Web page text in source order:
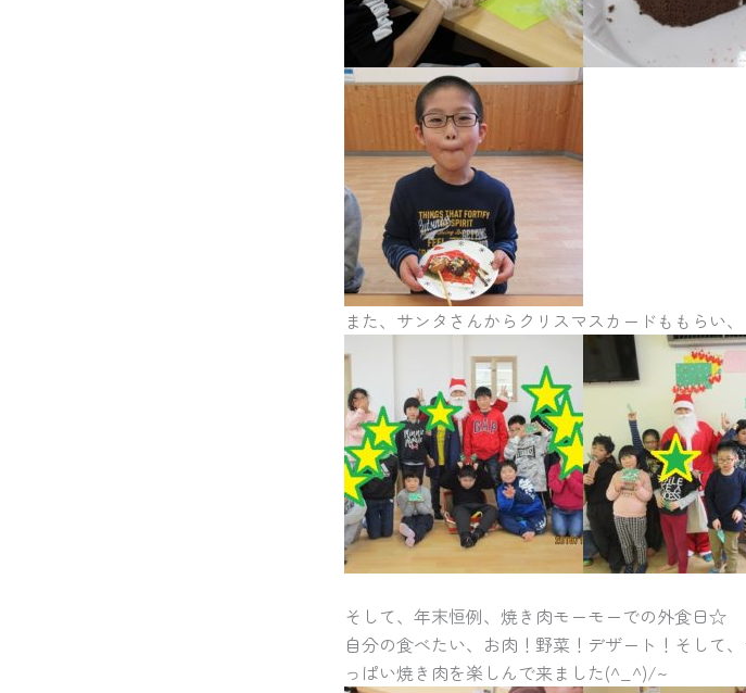
また、サンタさんからクリスマスカードももらい
そして、年末恒例、焼き肉モーモーでの外食日☆
自分の食べたい、お肉！野菜！デザート！そして
っぱい焼き肉を楽しんで来ました(^_^)/~